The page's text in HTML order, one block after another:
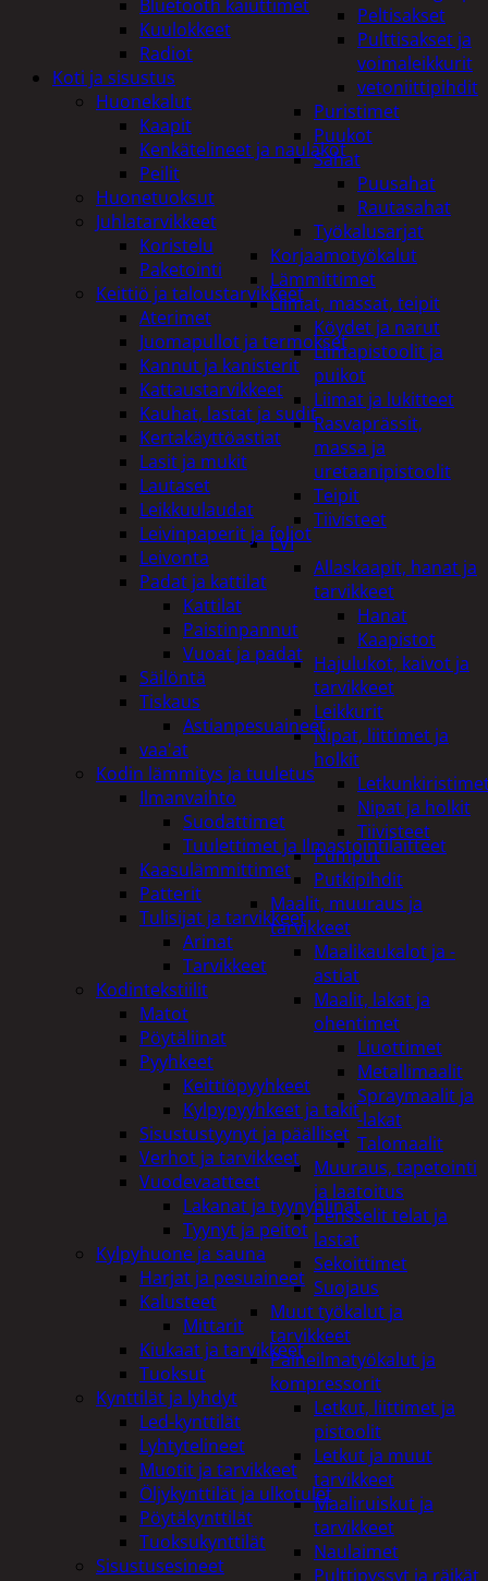
Peltisakset
Pulttisakset ja
voimaleikkurit
vetoniittipihdit
Puristimet
Puukot
Sahat
Puusahat
Rautasahat
Työkalusarjat
Korjaamotyökalut
Lämmittimet
Liimat, massat, teipit
Köydet ja narut
Liimapistoolit ja
puikot
Liimat ja lukitteet
Rasvaprässit,
massa ja
uretaanipistoolit
Teipit
Tiivisteet
LVI
Allaskaapit, hanat ja
tarvikkeet
Hanat
Kaapistot
Hajulukot, kaivot ja
tarvikkeet
Leikkurit
Nipat, liittimet ja
holkit
Nipat ja holkit
Tiivisteet
Pumput
Putkipihdit
Maalit, muuraus ja
tarvikkeet
Maalikaukalot ja -
astiat
Maalit, lakat ja
ohentimet
Liuottimet
Metallimaalit
Spraymaalit ja
-lakat
Talomaalit
Muuraus, tapetointi
ja laatoitus
Pensselit telat ja
lastat
Sekoittimet
Suojaus
Muut työkalut ja
tarvikkeet
Paineilmatyökalut ja
kompressorit
Letkut, liittimet ja
pistoolit
Letkut ja muut
tarvikkeet
Maaliruiskut ja
tarvikkeet
Naulaimet
Pulttipyssyt ja räikät
Bluetooth kaiuttimet
Kuulokkeet
Radiot
Koti ja sisustus
Huonekalut
Kaapit
Kenkätelineet ja naulakot
Peilit
Huonetuoksut
Juhlatarvikkeet
Koristelu
Paketointi
Keittiö ja taloustarvikkeet
Aterimet
Juomapullot ja termokset
Kannut ja kanisterit
Kattaustarvikkeet
Kauhat, lastat ja sudit
Kertakäyttöastiat
Lasit ja mukit
Lautaset
Leikkuulaudat
Leivinpaperit ja foliot
Leivonta
Padat ja kattilat
Kattilat
Paistinpannut
Vuoat ja padat
Säilöntä
Tiskaus
Astianpesuaineet
vaa'at
Kodin lämmitys ja tuuletus
Ilmanvaihto
Suodattimet
Tuulettimet ja Ilmastointilaitteet
Kaasulämmittimet
Patterit
Tulisijat ja tarvikkeet
Arinat
Tarvikkeet
Kodintekstiilit
Matot
Pöytäliinat
Pyyhkeet
Keittiöpyyhkeet
Kylpypyyhkeet ja takit
Sisustustyynyt ja päälliset
Verhot ja tarvikkeet
Vuodevaatteet
Lakanat ja tyynynlinat
Tyynyt ja peitot
Kylpyhuone ja sauna
Harjat ja pesuaineet
Kalusteet
Mittarit
Kiukaat ja tarvikkeet
Tuoksut
Kynttilät ja lyhdyt
Led-kynttilät
Lyhtytelineet
Muotit ja tarvikkeet
Öljykynttilät ja ulkotulet
Pöytäkynttilät
Tuoksukynttilät
Sisustusesineet